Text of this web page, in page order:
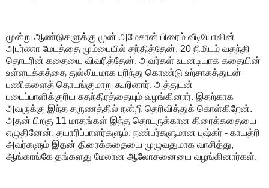
மூன்று ஆண்டுகளுக்கு முன் அமேசான் பிரைம் வீடியோவின்
அபர்ணா மேடத்தை மும்பையில் சந்தித்தேன். 20 நிமிடம் வதந்தி
தொடரின் கதையை விவரித்தேன். அவர்கள் உடனடியாக கதையின்
உள்ளடக்கத்தை துல்லியமாக புரிந்து கொண்டு உற்சாகத்துடன்
பணிகளைத் தொடங்குமாறு கூறினார். அத்துடன்
படைப்பாளிக்குரிய சுதந்திரத்தையும் வழங்கினார். இதற்காக
அவருக்கு இந்த தருணத்தில் நன்றி தெரிவித்துக் கொள்கிறேன்.
அதன் பிறகு 11 மாதங்கள் இந்த தொடருக்கான திரைக்கதையை
எழுதினேன். தயாரிப்பாளர்களும், நண்பர்களுமான புஷ்கர் - காயத்ரி
அவர்களும் இதன் திரைக்கதையை முழுவதுமாக வாசித்து,
ஆங்காங்கே தங்களது மேலான ஆலோசனையை வழங்கினார்கள்.